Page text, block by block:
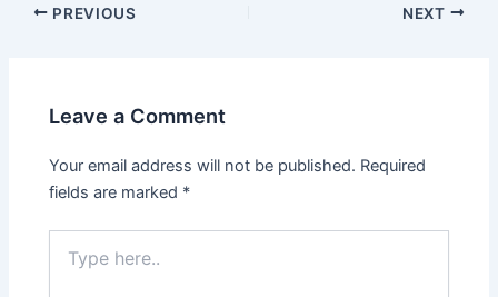
Post
PREVIOUS NEXT
Leave a Comment
Your email address will not be published. Required
fields are marked *
here..